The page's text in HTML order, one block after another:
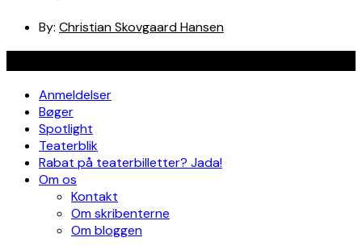
By: Christian Skovgaard Hansen
Anmeldelser
Bøger
Spotlight
Teaterblik
Rabat på teaterbilletter? Jada!
Om os
Kontakt
Om skribenterne
Om bloggen